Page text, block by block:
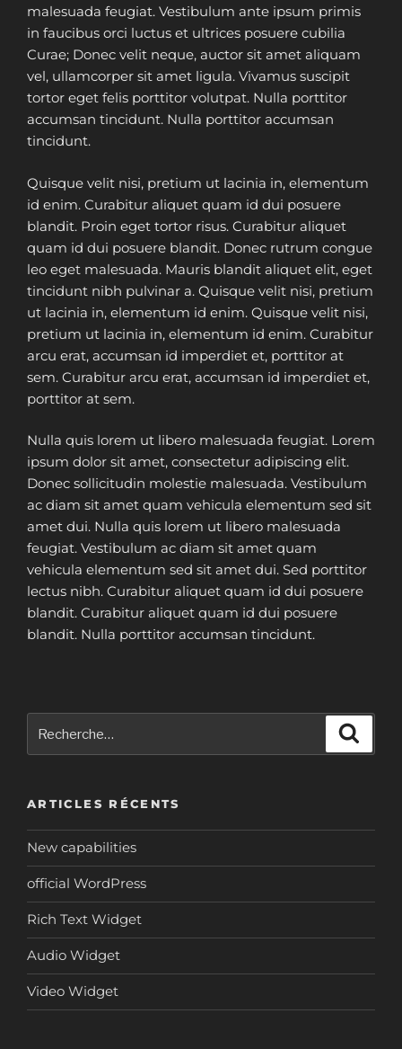
malesuada feugiat. Vestibulum ante ipsum primis
in faucibus orci luctus et ultrices posuere cubilia
Curae; Donec velit neque, auctor sit amet aliquam
vel, ullamcorper sit amet ligula. Vivamus suscipit
tortor eget felis porttitor volutpat. Nulla porttitor
accumsan tincidunt. Nulla porttitor accumsan
tincidunt.
Quisque velit nisi, pretium ut lacinia in, elementum
id enim. Curabitur aliquet quam id dui posuere
blandit. Proin eget tortor risus. Curabitur aliquet
quam id dui posuere blandit. Donec rutrum congue
leo eget malesuada. Mauris blandit aliquet elit, eget
tincidunt nibh pulvinar a. Quisque velit nisi, pretium
ut lacinia in, elementum id enim. Quisque velit nisi,
pretium ut lacinia in, elementum id enim. Curabitur
arcu erat, accumsan id imperdiet et, porttitor at
sem. Curabitur arcu erat, accumsan id imperdiet et,
porttitor at sem.
Nulla quis lorem ut libero malesuada feugiat. Lorem
ipsum dolor sit amet, consectetur adipiscing elit.
Donec sollicitudin molestie malesuada. Vestibulum
ac diam sit amet quam vehicula elementum sed sit
amet dui. Nulla quis lorem ut libero malesuada
feugiat. Vestibulum ac diam sit amet quam
vehicula elementum sed sit amet dui. Sed porttitor
lectus nibh. Curabitur aliquet quam id dui posuere
blandit. Curabitur aliquet quam id dui posuere
blandit. Nulla porttitor accumsan tincidunt.
pour
ARTICLES RÉCENTS
New capabilities
official WordPress
Rich Text Widget
Audio Widget
Video Widget